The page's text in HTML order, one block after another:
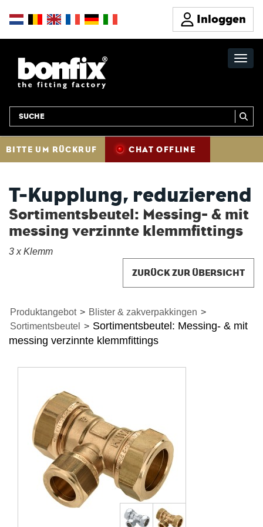
Inloggen
BITTE UM RÜCKRUF CHAT OFFLINE
T-Kupplung, reduzierend
Sortimentsbeutel: Messing- & mit
messing verzinnte klemmfittings
3 x Klemm
ZURÜCK ZUR ÜBERSICHT
Produktangebot > Blister & zakverpakkingen >
Sortimentsbeutel > Sortimentsbeutel: Messing- & mit
messing verzinnte klemmfittings